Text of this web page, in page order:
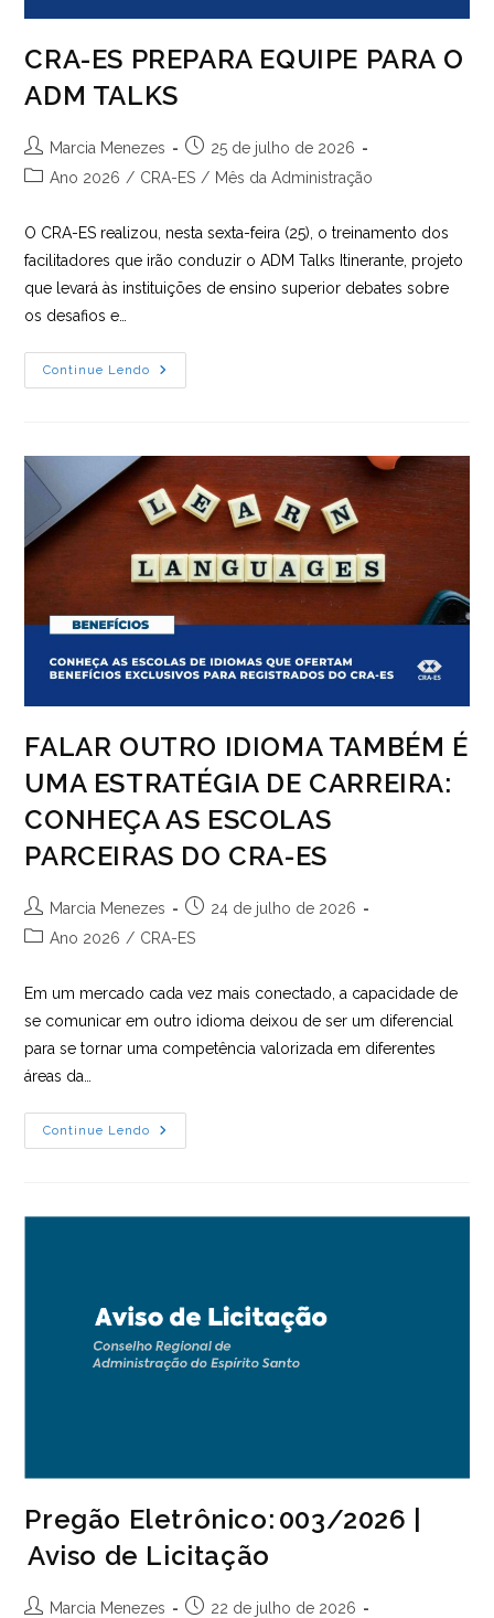
CRA-ES PREPARA EQUIPE PARA O
ADM TALKS
Autor
do
Marcia Menezes
Post
publicado:
25 de julho de 2026
Categoria
Ano 2026 / CRA-ES / Mês da Administração
O CRA-ES realizou, nesta sexta-feira (25), o treinamento dos
facilitadores que irão conduzir o ADM Talks Itinerante, projeto
que levará às instituições de ensino superior debates sobre
os desafios e…
Continue Lendo
CRA-
ES
ADM
TALKS
FALAR OUTRO IDIOMA TAMBÉM É
UMA ESTRATÉGIA DE CARREIRA:
CONHEÇA AS ESCOLAS
PARCEIRAS DO CRA-ES
Autor
do
Marcia Menezes
Post
publicado:
24 de julho de 2026
Categoria
Ano 2026 / CRA-ES
Em um mercado cada vez mais conectado, a capacidade de
se comunicar em outro idioma deixou de ser um diferencial
para se tornar uma competência valorizada em diferentes
áreas da…
Continue Lendo
FALAR
OUTRO
PARCEIRAS
DO
CRA-
ES
Pregão Eletrônico: 003/2026 |
Aviso de Licitação
AutorMarcia Menezes
Post22 de julho de 2026